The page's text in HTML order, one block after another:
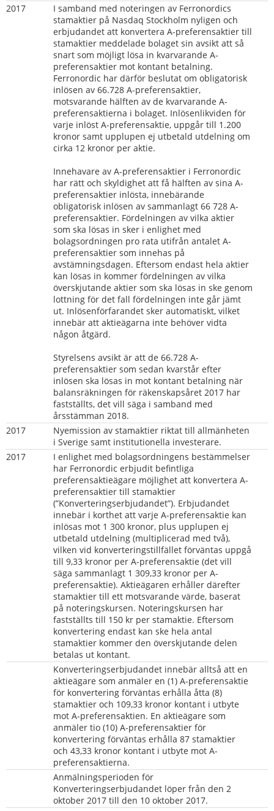
2017
I samband med noteringen av Ferronordics
stamaktier på Nasdaq Stockholm nyligen och
erbjudandet att konvertera A-preferensaktier till
stamaktier meddelade bolaget sin avsikt att så
snart som möjligt lösa in kvarvarande A-
preferensaktier mot kontant betalning.
Ferronordic har därför beslutat om obligatorisk
inlösen av 66.728 A-preferensaktier,
motsvarande hälften av de kvarvarande A-
preferensaktierna i bolaget. Inlösenlikviden för
varje inlöst A-preferensaktie, uppgår till 1.200
kronor samt upplupen ej utbetald utdelning om
cirka 12 kronor per aktie.
Innehavare av A-preferensaktier i Ferronordic
har rätt och skyldighet att få hälften av sina A-
preferensaktier inlösta, innebärande
obligatorisk inlösen av sammanlagt 66 728 A-
preferensaktier. Fördelningen av vilka aktier
som ska lösas in sker i enlighet med
bolagsordningen pro rata utifrån antalet A-
preferensaktier som innehas på
avstämningsdagen. Eftersom endast hela aktier
kan lösas in kommer fördelningen av vilka
överskjutande aktier som ska lösas in ske genom
lottning för det fall fördelningen inte går jämt
ut. Inlösenförfarandet sker automatiskt, vilket
innebär att aktieägarna inte behöver vidta
någon åtgärd.
Styrelsens avsikt är att de 66.728 A-
preferensaktier som sedan kvarstår efter
inlösen ska lösas in mot kontant betalning när
balansräkningen för räkenskapsåret 2017 har
fastställts, det vill säga i samband med
årsstämman 2018.
2017
Nyemission av stamaktier riktat till allmänheten
i Sverige samt institutionella investerare.
2017
I enlighet med bolagsordningens bestämmelser
har Ferronordic erbjudit befintliga
preferensaktieägare möjlighet att konvertera A-
preferensaktier till stamaktier
(”Konverteringserbjudandet”). Erbjudandet
innebär i korthet att varje A-preferensaktie kan
inlösas mot 1 300 kronor, plus upplupen ej
utbetald utdelning (multiplicerad med två),
vilken vid konverteringstillfället förväntas uppgå
till 9,33 kronor per A-preferensaktie (det vill
säga sammanlagt 1 309,33 kronor per A-
preferensaktie). Aktieägaren erhåller därefter
stamaktier till ett motsvarande värde, baserat
på noteringskursen. Noteringskursen har
fastställts till 150 kr per stamaktie. Eftersom
konvertering endast kan ske hela antal
stamaktier kommer den överskjutande delen
betalas ut kontant.
Konverteringserbjudandet innebär alltså att en
aktieägare som anmäler en (1) A-preferensaktie
för konvertering förväntas erhålla åtta (8)
stamaktier och 109,33 kronor kontant i utbyte
mot A-preferensaktien. En aktieägare som
anmäler tio (10) A-preferensaktier för
konvertering förväntas erhålla 87 stamaktier
och 43,33 kronor kontant i utbyte mot A-
preferensaktierna.
Anmälningsperioden för
Konverteringserbjudandet löper från den 2
oktober 2017 till den 10 oktober 2017.